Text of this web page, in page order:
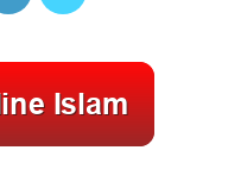
in
new
tab
new
tab